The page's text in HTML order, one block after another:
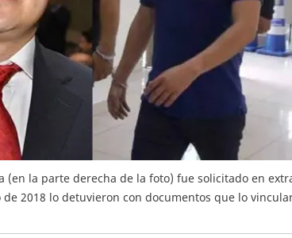
(en la parte derecha de la foto) fue solicitado en
de 2018 lo detuvieron con documentos que lo